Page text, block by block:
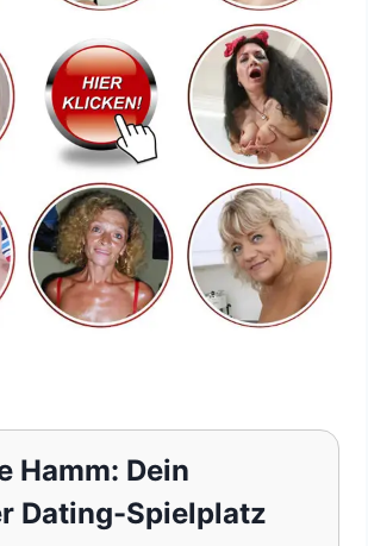
Hamm: Dein
Dating-Spielplatz